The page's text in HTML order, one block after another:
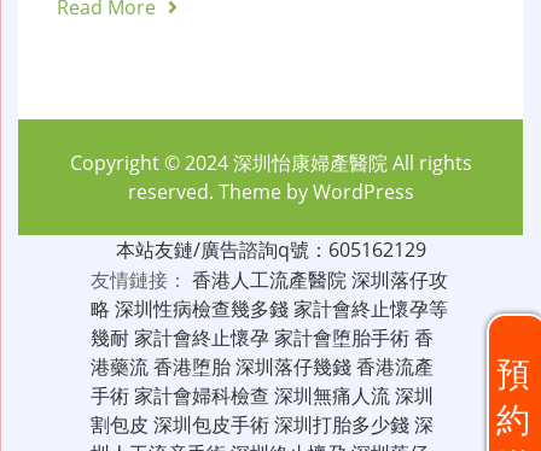
Read More
預
約
Copyright © 2024深圳怡康婦產醫院All rights
reserved. Theme byWordPress
本站友鏈/廣告諮詢q號：605162129
友情鏈接： 香港人工流產醫院深圳落仔攻
略 深圳性病檢查幾多錢家計會終止懷孕等
幾耐家計會終止懷孕家計會堕胎手術香
港藥流香港堕胎深圳落仔幾錢香港流產
手術家計會婦科檢查 深圳無痛人流深圳
割包皮 深圳包皮手術深圳打胎多少錢深